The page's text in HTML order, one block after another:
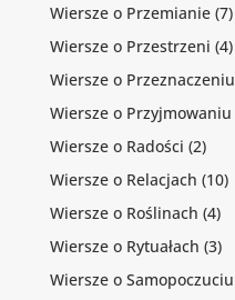
Wiersze o Przemianie(7)
Wiersze o Przestrzeni (4)
Wiersze o Przeznaczeniu
Wiersze o Przyjmowaniu
Wiersze o Radości (2)
Wiersze o Relacjach (10)
Wiersze o Roślinach (4)
Wiersze o Rytuałach (3)
Wiersze o Samopoczuciu